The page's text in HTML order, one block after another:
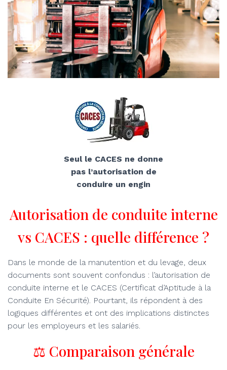
Seul le CACES ne donne
pas l’autorisation de
conduire un engin
Autorisation de conduite interne
vs CACES : quelle différence ?
Dans le monde de la manutention et du levage, deux
documents sont souvent confondus : l’autorisation de
conduite interne et le CACES (Certificat d’Aptitude à la
Conduite En Sécurité). Pourtant, ils répondent à des
logiques différentes et ont des implications distinctes
pour les employeurs et les salariés.
⚖️ Comparaison générale